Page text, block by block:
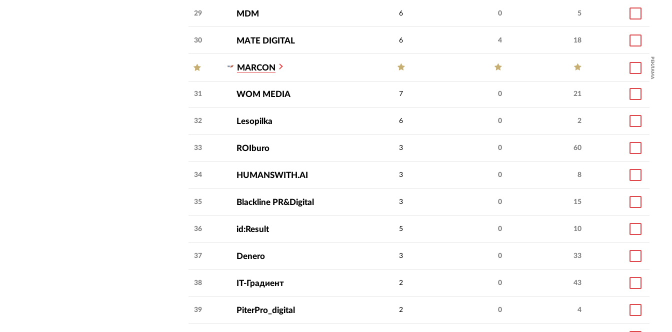
29 MDM 6 0 5
30 MATE DIGITAL 6 4 18
MARCON РЕКЛАМА
31 WOM MEDIA 7 0 21
32 Lesopilka 6 0 2
33 ROIburo 3 0 60
34 HUMANSWITH.AI 3 0 8
35 Blackline PR&Digital 3 0 15
36 id:Result 5 0 10
37 Denero 3 0 33
38 IT-Градиент 2 0 43
39 PiterPro_digital 2 0 4